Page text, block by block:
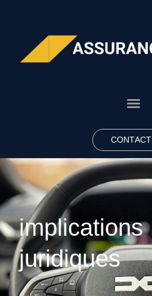
CONTACT
implications
juridiques